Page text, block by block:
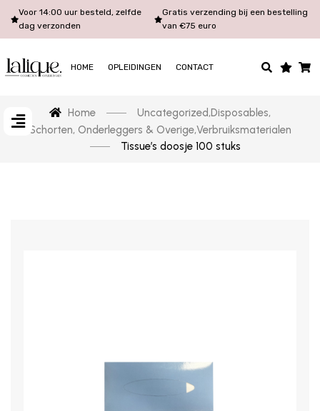
Voor 14:00 uur besteld, zelfde
dag verzonden
Gratis verzending bij een bestelling
van €75 euro
HOME OPLEIDINGEN CONTACT
Home Uncategorized,Disposables,
Schorten, Onderleggers & Overige,Verbruiksmaterialen
Tissue’s doosje 100 stuks